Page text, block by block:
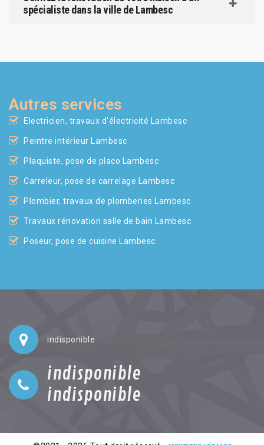
spécialiste dans la ville de Lambesc
Autres services
Electricien, travaux d'électricité Lambesc
Peintre intérieur Lambesc
Plaquiste, pose de placo Lambesc
Carreleur, pose de carrelage Lambesc
Plombier, travaux de plomberies Lambesc
Travaux rénovation salle de bain Lambesc
Poseur, pose de cuisine Lambesc
indisponible
indisponible
indisponible